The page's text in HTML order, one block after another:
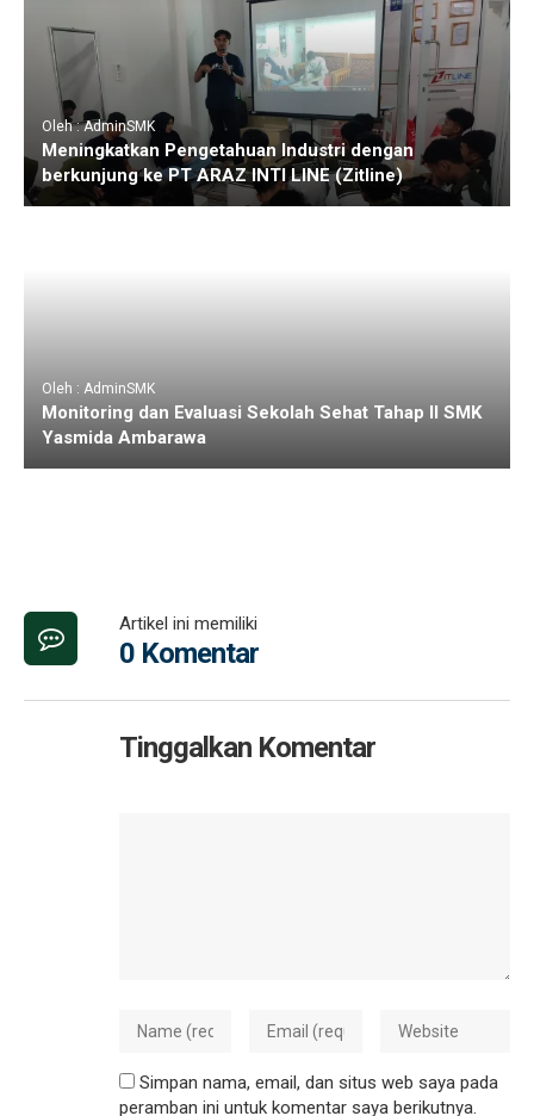
Oleh : AdminSMK
Meningkatkan Pengetahuan Industri dengan
berkunjung ke PT ARAZ INTI LINE (Zitline)
Oleh : AdminSMK
Monitoring dan Evaluasi Sekolah Sehat Tahap II SMK
Yasmida Ambarawa
Artikel ini memiliki
0 Komentar
Tinggalkan Komentar
Simpan nama, email, dan situs web saya pada
peramban ini untuk komentar saya berikutnya.